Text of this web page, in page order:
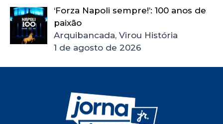
‘Forza Napoli sempre!’: 100 anos de
paixão
Arquibancada, Virou História
1 de agosto de 2026